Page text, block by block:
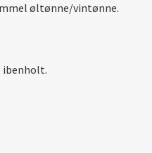
øltønne/vintønne.
ibenholt.